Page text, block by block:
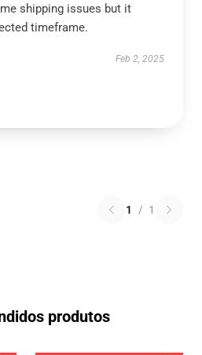
shipping issues but it
timeframe.
Feb 2, 2025
1 / 1
produtos